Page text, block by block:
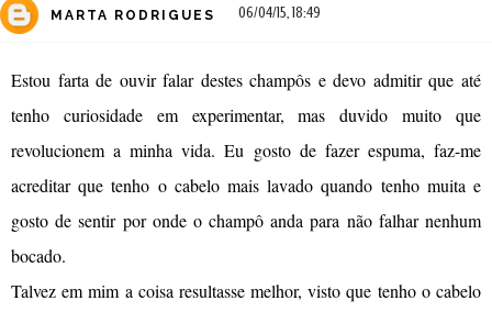
MARTA RODRIGUES 06/04/15, 18:49
Estou farta de ouvir falar destes champôs e devo admitir que até
tenho curiosidade em experimentar, mas duvido muito que
revolucionem a minha vida. Eu gosto de fazer espuma, faz-me
acreditar que tenho o cabelo mais lavado quando tenho muita e
gosto de sentir por onde o champô anda para não falhar nenhum
bocado.
Talvez em mim a coisa resultasse melhor, visto que tenho o cabelo